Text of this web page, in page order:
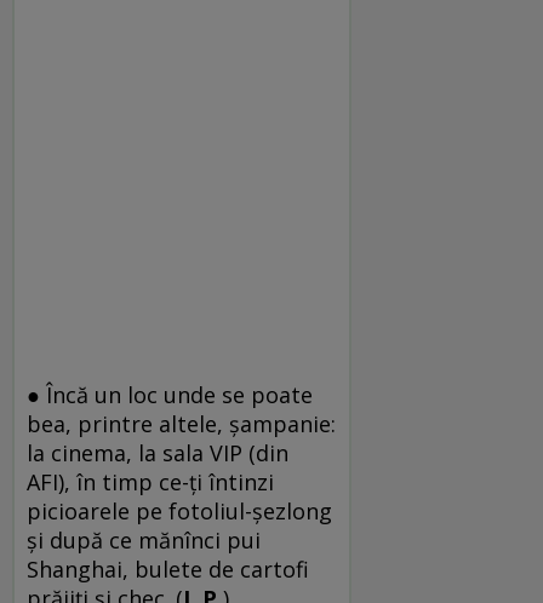
● Încă un loc unde se poate
bea, printre altele, şampanie:
la cinema, la sala VIP (din
AFI), în timp ce-ţi întinzi
picioarele pe fotoliul-şezlong
şi după ce mănînci pui
Shanghai, bulete de cartofi